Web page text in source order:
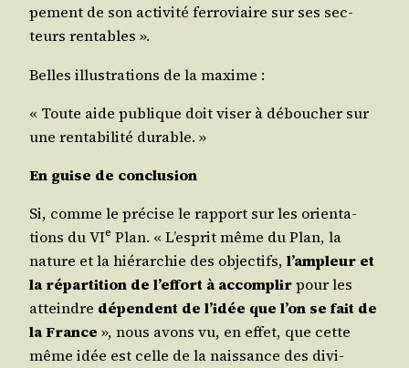
pe­ment de son acti­vi­té fer­ro­viaire sur ses sec­
teurs rentables ».
Belles illus­tra­tions de la maxime :
« Toute aide publique doit viser à débou­cher sur
une ren­ta­bi­li­té durable. »
En guise de conclusion
Si, comme le pré­cise le rap­port sur les orien­ta­
tions du VIe Plan. « L’es­prit même du Plan, la
nature et la hié­rar­chie des objec­tifs, l’am­pleur et
la répar­ti­tion de l’ef­fort à accom­plirpour les
atteindre dépendent de l’i­dée que l’on se fait de
la France », nous avons vu, en effet, que cette
même idée est celle de la nais­sance des divi­